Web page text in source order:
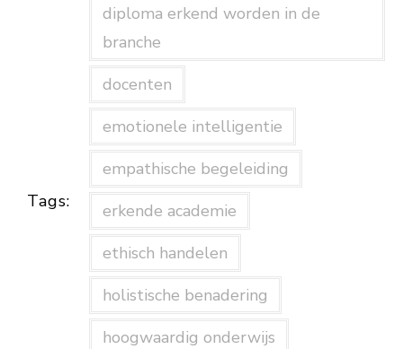
Tags:
diploma erkend worden in de
branche
docenten
emotionele intelligentie
empathische begeleiding
erkende academie
ethisch handelen
holistische benadering
hoogwaardig onderwijs